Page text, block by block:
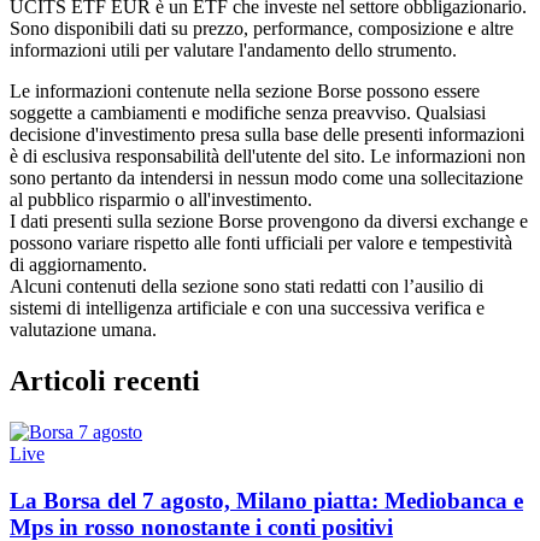
UCITS ETF EUR è un ETF che investe nel settore obbligazionario.
Sono disponibili dati su prezzo, performance, composizione e altre
informazioni utili per valutare l'andamento dello strumento.
Le informazioni contenute nella sezione Borse possono essere
soggette a cambiamenti e modifiche senza preavviso. Qualsiasi
decisione d'investimento presa sulla base delle presenti informazioni
è di esclusiva responsabilità dell'utente del sito. Le informazioni non
sono pertanto da intendersi in nessun modo come una sollecitazione
al pubblico risparmio o all'investimento.
I dati presenti sulla sezione Borse provengono da diversi exchange e
possono variare rispetto alle fonti ufficiali per valore e tempestività
di aggiornamento.
Alcuni contenuti della sezione sono stati redatti con l’ausilio di
sistemi di intelligenza artificiale e con una successiva verifica e
valutazione umana.
Articoli recenti
Live
La Borsa del 7 agosto, Milano piatta: Mediobanca e
Mps in rosso nonostante i conti positivi